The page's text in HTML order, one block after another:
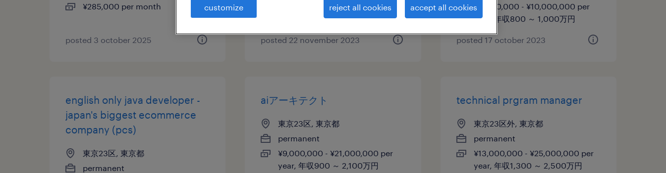
¥285,000 per month
posted 3 october 2025
¥12,000,000 - ¥20,000,000 per
year, 年収1,200 ～ 2,000万円
posted 22 november 2023
¥8,000,000 - ¥10,000,000 per
year, 年収800 ～ 1,000万円
posted 17 october 2023
english only java developer -
japan's biggest ecommerce
company (pcs)
東京23区, 東京都
permanent
aiアーキテクト
東京23区, 東京都
permanent
¥9,000,000 - ¥21,000,000 per
year, 年収900 ～ 2,100万円
technical prgram manager
東京23区外, 東京都
permanent
¥13,000,000 - ¥25,000,000 per
year, 年収1,300 ～ 2,500万円
customize reject all cookies accept all cookies